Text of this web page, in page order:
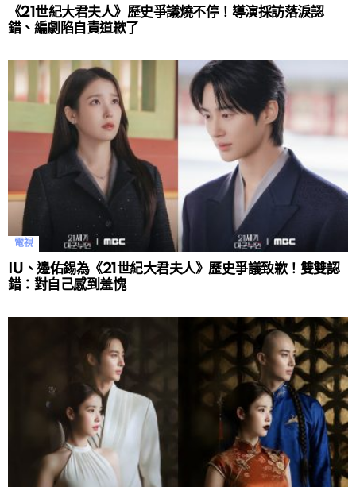
《21世紀大君夫人》歷史爭議燒不停！導演採訪落淚認
錯、編劇陷自責道歉了
電視
IU、邊佑錫為《21世紀大君夫人》歷史爭議致歉！雙雙認
錯：對自己感到羞愧